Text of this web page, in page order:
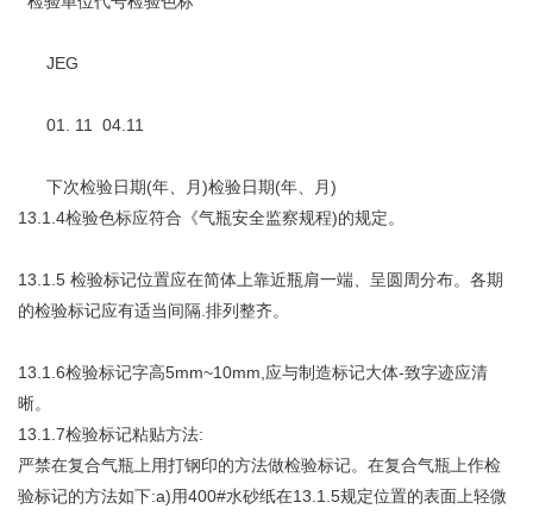
JEG
01. 11 04.11
下次检验日期(年、月)检验日期(年、月)
13.1.4检验色标应符合《气瓶安全监察规程)的规定。
13.1.5 检验标记位置应在简体上靠近瓶肩一端、呈圆周分布。各期
的检验标记应有适当间隔.排列整齐。
13.1.6检验标记字高5mm~10mm,应与制造标记大体-致字迹应清
晰。
13.1.7检验标记粘贴方法:
严禁在复合气瓶上用打钢印的方法做检验标记。在复合气瓶上作检
验标记的方法如下:a)用400#水砂纸在13.1.5规定位置的表面上轻微